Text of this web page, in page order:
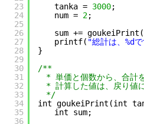
23
24
25
26
27
28
29
30
31
32
33
34
35
36
tanka = 3000;
num = 2;
sum +=
printf( "総計は、%d
}
/**
* 単価と個数から、合計
* 計算した値は、戻り値
*/
int goukeiPrint(int
int sum;